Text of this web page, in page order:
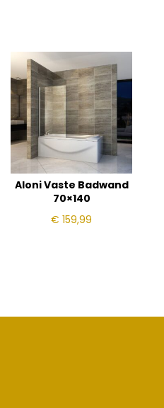
Aloni Vaste Badwand
70×140
€ 159,99